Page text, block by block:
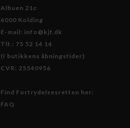
Albuen 21c
6000 Kolding
E-mail: info@kjf.dk
Tlf.: 75 52 14 14
(I butikkens åbningstider)
CVR: 25540956
Find Fortrydelsesretten her:
FAQ